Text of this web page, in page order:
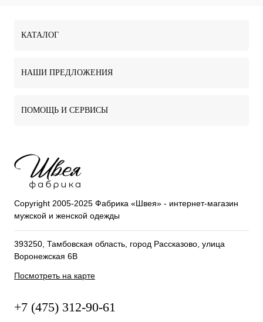
КАТАЛОГ
НАШИ ПРЕДЛОЖЕНИЯ
ПОМОЩЬ И СЕРВИСЫ
Copyright 2005-2025 Фабрика «Швея» - интернет-магазин
мужской и женской одежды
393250, Тамбовская область, город Рассказово, улица
Воронежская 6В
Посмотреть на карте
+7 (475) 312-90-61